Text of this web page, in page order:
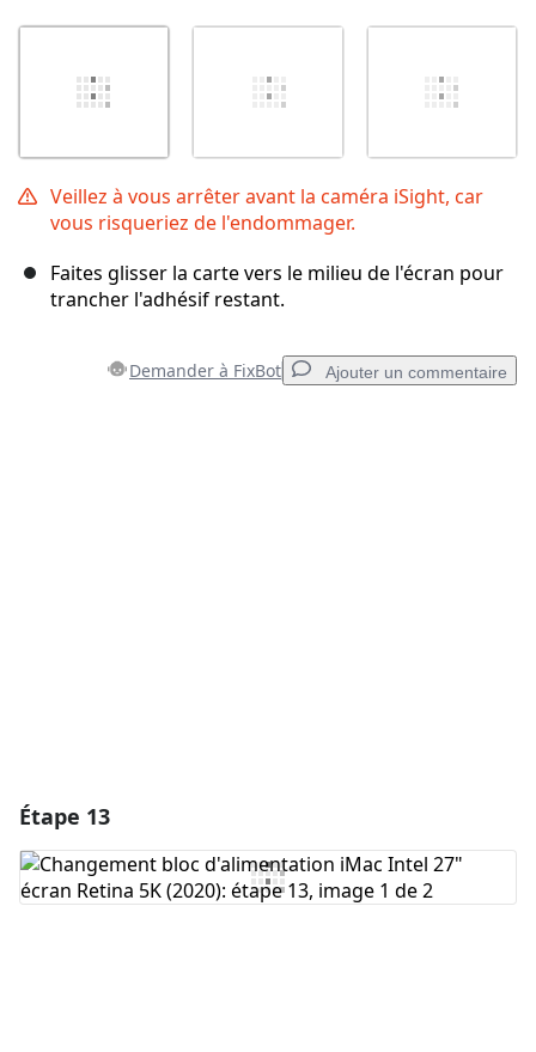
Veillez à vous arrêter avant la caméra iSight, car
vous risqueriez de l'endommager.
Faites glisser la carte vers le milieu de l'écran pour
trancher l'adhésif restant.
Demander à FixBot Ajouter un commentaire
Étape 13